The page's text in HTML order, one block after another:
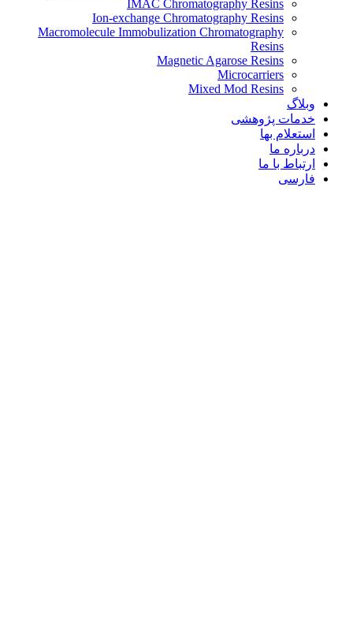
IMAC
Ion-exchange
Macromolecule Immobulization
Magnetic